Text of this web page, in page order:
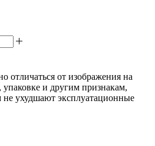
отличаться от изображения на
упаковке и другим признакам,
не ухудшают эксплуатационные